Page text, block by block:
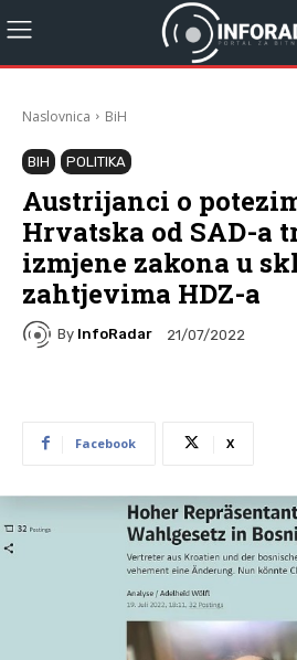
Naslovnica BiH
BIH POLITIKA
Austrijanci o
Hrvatska od SAD-a
izmjene zakona u
zahtjevima HDZ-a
By InfoRadar 21/07/2022
Facebook X